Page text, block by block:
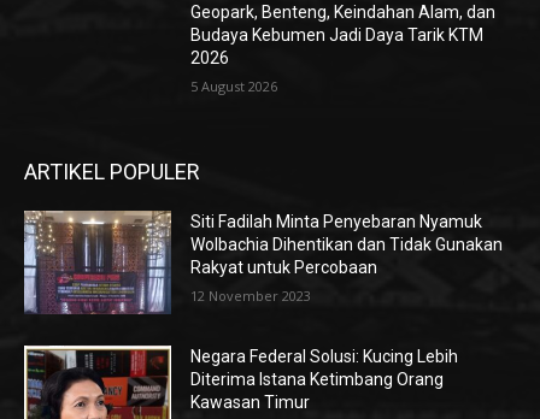
Geopark, Benteng, Keindahan Alam, dan
Budaya Kebumen Jadi Daya Tarik KTM
2026
5 August 2026
ARTIKEL POPULER
Siti Fadilah Minta Penyebaran Nyamuk
Wolbachia Dihentikan dan Tidak Gunakan
Rakyat untuk Percobaan
12 November 2023
Negara Federal Solusi: Kucing Lebih
Diterima Istana Ketimbang Orang
Kawasan Timur